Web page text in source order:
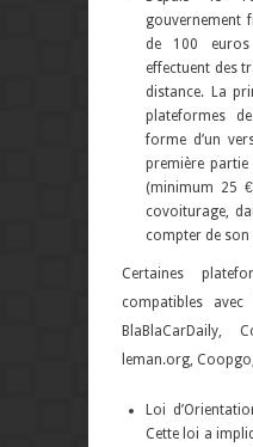
gouvernement
de 100
effectuent des
distance. La
plateformes
forme d’un
première
(minimum 25
covoiturage,
compter de
Certaines
compatibles
BlaBlaCarDaily,
leman.org,
Loi
Cette loi a